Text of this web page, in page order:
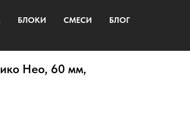
БЛОКИ СМЕСИ
БЛОГ
Нео, 60 мм,